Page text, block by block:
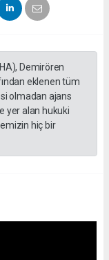
Demirören
eklenen tüm
olmadan ajans
yer alan hukuki
hiç bir